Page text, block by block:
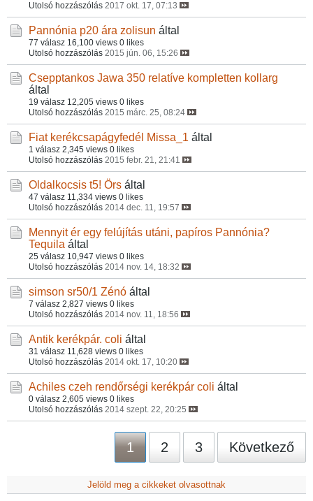
Utolsó hozzászólás 2017 okt. 17, 07:13
Pannónia p20 ára zolisun által
77 válasz 16,100 views 0 likes
Utolsó hozzászólás 2015 jún. 06, 15:26
Csepptankos Jawa 350 relatíve kompletten kollarg
által
19 válasz 12,205 views 0 likes
Utolsó hozzászólás 2015 márc. 25, 08:24
Fiat kerékcsapágyfedél Missa_1 által
1 válasz 2,345 views 0 likes
Utolsó hozzászólás 2015 febr. 21, 21:41
Oldalkocsis t5! Örs által
47 válasz 11,334 views 0 likes
Utolsó hozzászólás 2014 dec. 11, 19:57
Mennyit ér egy felújítás utáni, papíros Pannónia?
Tequila által
25 válasz 10,947 views 0 likes
Utolsó hozzászólás 2014 nov. 14, 18:32
simson sr50/1 Zénó által
7 válasz 2,827 views 0 likes
Utolsó hozzászólás 2014 nov. 11, 18:56
Antik kerékpár. coli által
31 válasz 11,628 views 0 likes
Utolsó hozzászólás 2014 okt. 17, 10:20
Achiles czeh rendőrségi kerékpár coli által
0 válasz 2,605 views 0 likes
Utolsó hozzászólás 2014 szept. 22, 20:25
1 2 3 Következő
Jelöld meg a cikkeket olvasottnak